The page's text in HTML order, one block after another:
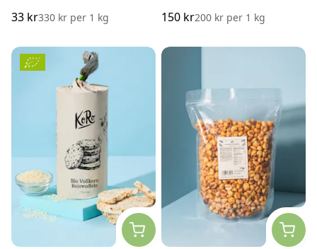
33 kr330 kr per 1 kg
150 kr200 kr per 1 kg